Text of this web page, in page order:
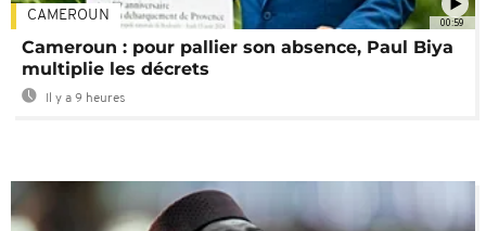
00:59
CAMEROUN
Cameroun : pour pallier son absence, Paul Biya
multiplie les décrets
Il y a 9 heures